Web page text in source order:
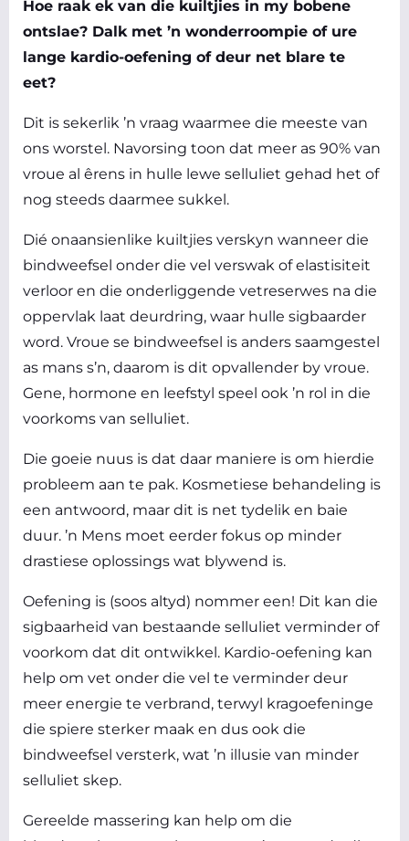
Hoe raak ek van die kuiltjies in my bobene
ontslae? Dalk met ’n wonderroompie of ure
lange kardio-oefening of deur net blare te
eet?
Dit is sekerlik ’n vraag waarmee die meeste van
ons worstel. Navorsing toon dat meer as 90% van
vroue al êrens in hulle lewe selluliet gehad het of
nog steeds daarmee sukkel.
Dié onaansienlike kuiltjies verskyn wanneer die
bindweefsel onder die vel verswak of elastisiteit
verloor en die onderliggende vetreserwes na die
oppervlak laat deurdring, waar hulle sigbaarder
word. Vroue se bindweefsel is anders saamgestel
as mans s’n, daarom is dit opvallender by vroue.
Gene, hormone en leefstyl speel ook ’n rol in die
voorkoms van selluliet.
Die goeie nuus is dat daar maniere is om hierdie
probleem aan te pak. Kosmetiese behandeling is
een antwoord, maar dit is net tydelik en baie
duur. ’n Mens moet eerder fokus op minder
drastiese oplossings wat blywend is.
Oefening is (soos altyd) nommer een! Dit kan die
sigbaarheid van bestaande selluliet verminder of
voorkom dat dit ontwikkel. Kardio-oefening kan
help om vet onder die vel te verminder deur
meer energie te verbrand, terwyl kragoefeninge
die spiere sterker maak en dus ook die
bindweefsel versterk, wat ’n illusie van minder
selluliet skep.
Gereelde massering kan help om die